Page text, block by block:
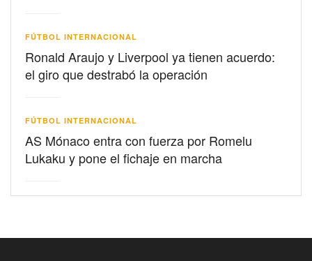
FÚTBOL INTERNACIONAL
Ronald Araujo y Liverpool ya tienen acuerdo:
el giro que destrabó la operación
FÚTBOL INTERNACIONAL
AS Mónaco entra con fuerza por Romelu
Lukaku y pone el fichaje en marcha